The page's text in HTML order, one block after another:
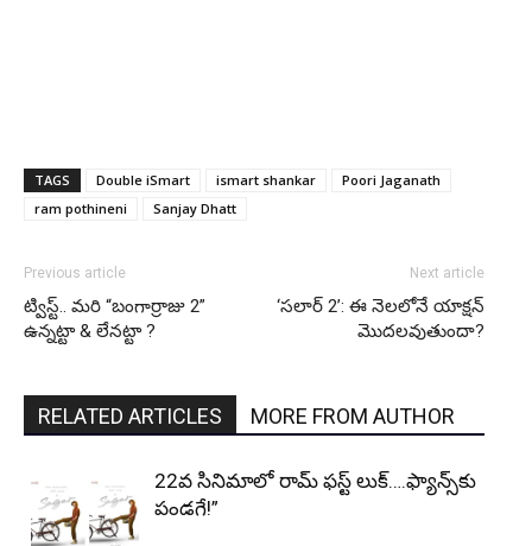
TAGS Double iSmart ismart shankar
Poori Jaganath
ram pothineni
Sanjay Dhatt
Previous article
ట్విస్ట్.. మరి “బంగార్రాజు 2”
ఉన్నట్టా & లేనట్టా ?
Next article
‘సలార్ 2’: ఈ నెలలోనే యాక్షన్
మొదలవుతుందా?
RELATED ARTICLES MORE FROM AUTHOR
22వ సినిమాలో రామ్ ఫస్ట్ లుక్….ఫ్యాన్స్‌కు
పండగే!”